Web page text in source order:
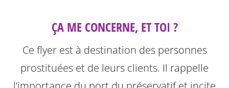
ÇA ME CONCERNE, ET TOI ?
Ce flyer est à destination des personnes
prostituées et de leurs clients. Il rappelle